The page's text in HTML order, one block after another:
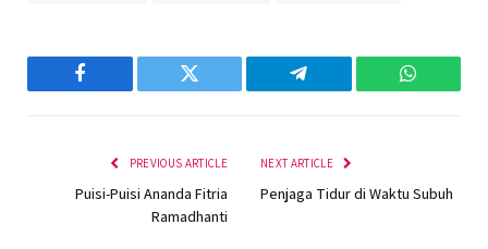
Facebook Twitter Telegram
PREVIOUS ARTICLE
Puisi-Puisi Ananda Fitria
Ramadhanti
NEXT ARTICLE
Penjaga Tidur di Waktu Subuh